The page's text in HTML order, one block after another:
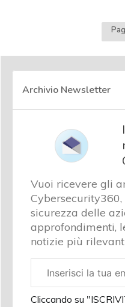
Archivio Newsletter
Vuoi ricevere gli
sicurezza delle
approfondimenti,
notizie più
aziendale
Cliccando su